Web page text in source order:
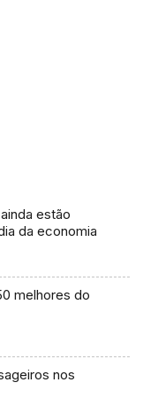
estão
da economia
melhores do
nos